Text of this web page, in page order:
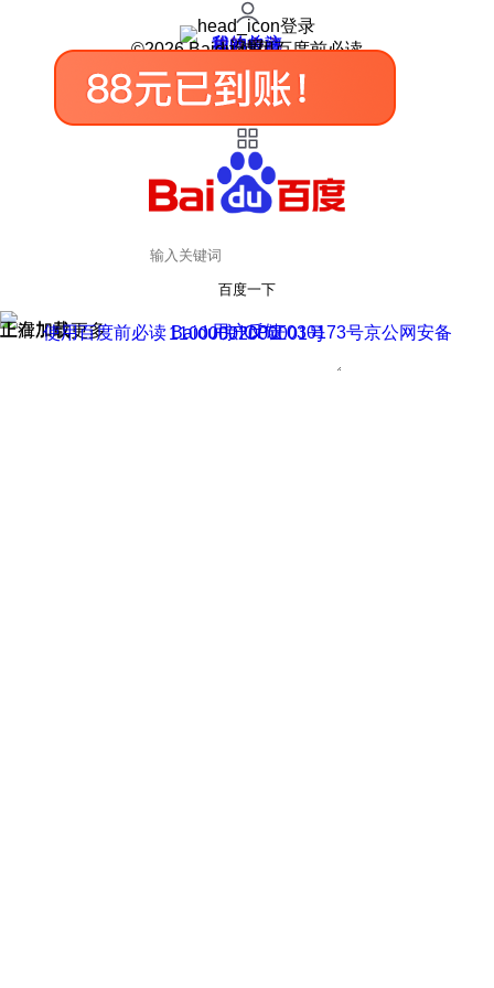
登录
我的关注
我的收藏
皮肤中心
用户反馈
设置
©2026 Baidu 使用百度前必读
百度一下
正在加载
上滑加载更多 用户反馈
使用百度前必读 Baidu 京ICP证030173号
京公网安备11000002000001号